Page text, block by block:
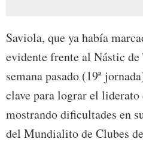
Saviola, que ya había
evidente frente al Nástic
semana pasado (19ª
clave para lograr el
mostrando dificultades en
del Mundialito de Clubes